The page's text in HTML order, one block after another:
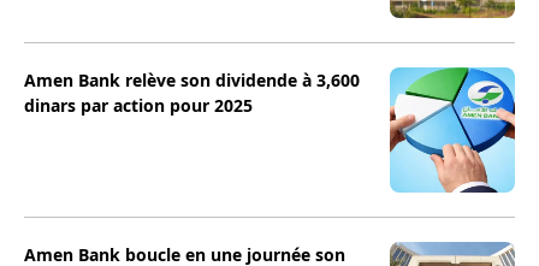
Amen Bank relève son dividende à 3,600
dinars par action pour 2025
Amen Bank boucle en une journée son